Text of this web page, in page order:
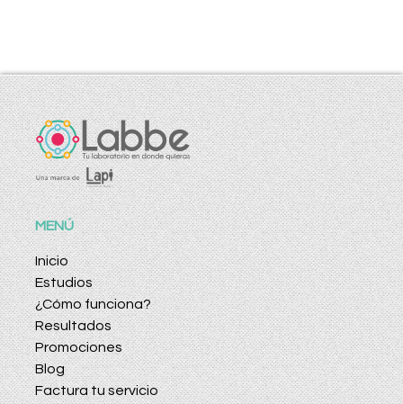
MENÚ
Inicio
Estudios
¿Cómo funciona?
Resultados
Promociones
Blog
Factura tu servicio